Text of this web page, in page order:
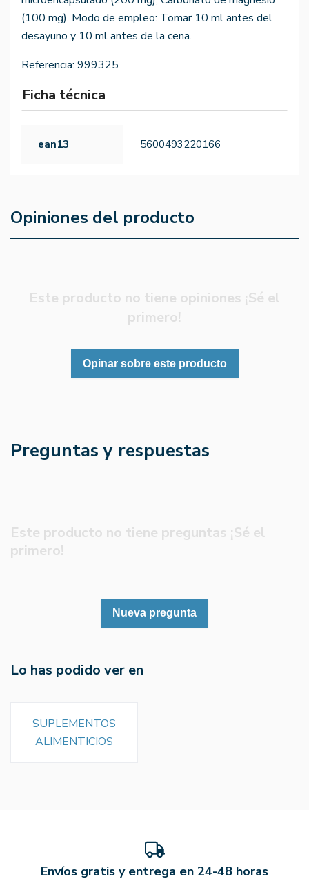
(100 mg). Modo de empleo: Tomar 10 ml antes del
desayuno y 10 ml antes de la cena.
Referencia: 999325
Ficha técnica
ean13 5600493220166
Opiniones del producto
Este producto no tiene opiniones ¡Sé el
primero!
Opinar sobre este producto
Preguntas y respuestas
Este producto no tiene preguntas ¡Sé el
primero!
Nueva pregunta
Lo has podido ver en
SUPLEMENTOS
ALIMENTICIOS
Envíos gratis y entrega en 24-48 horas